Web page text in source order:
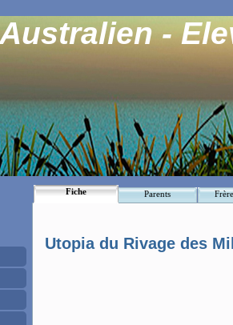
-
Fiche Parents
Utopia du Rivage des